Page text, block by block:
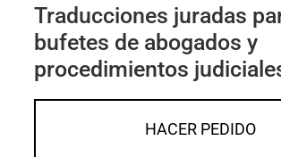
Traducciones juradas
bufetes de abogados y
procedimientos
HACER PEDIDO